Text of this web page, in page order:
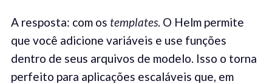
A resposta: com os templates. O Helm permite
que você adicione variáveis e use funções
dentro de seus arquivos de modelo. Isso o torna
perfeito para aplicações escaláveis que, em